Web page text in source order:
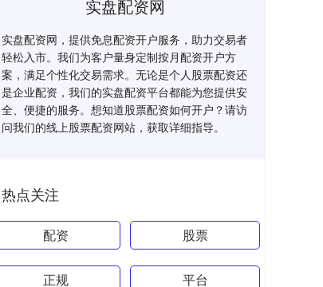
实盘配资网
实盘配资网，提供免息配资开户服务，助力交易者
轻松入市。我们为客户量身定制按月配资开户方
案，满足个性化交易需求。无论是个人股票配资还
是企业配资，我们的实盘配资平台都能为您提供安
全、便捷的服务。想知道股票配资如何开户？请访
问我们的线上股票配资网站，获取详细指导。
热点关注
配资 股票
正规 平台